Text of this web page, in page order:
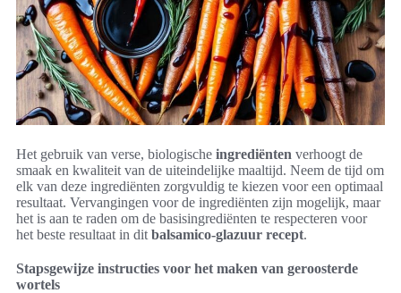
Het gebruik van verse, biologische ingrediënten verhoogt de
smaak en kwaliteit van de uiteindelijke maaltijd. Neem de tijd om
elk van deze ingrediënten zorgvuldig te kiezen voor een optimaal
resultaat. Vervangingen voor de ingrediënten zijn mogelijk, maar
het is aan te raden om de basisingrediënten te respecteren voor
het beste resultaat in dit balsamico-glazuur recept.
Stapsgewijze instructies voor het maken van geroosterde
wortels